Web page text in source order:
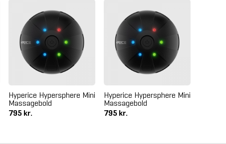
Hyperice Hypersphere Mini
Massagebold
795 kr.
Hyperice Hypersphere Mini
Massagebold
795 kr.